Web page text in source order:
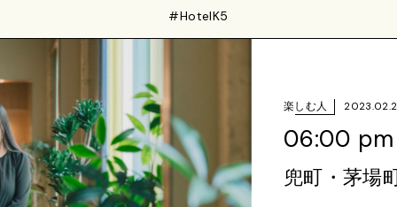
#HotelK5
楽しむ人 2023.02.24
06:00 pm - 08:00 am
兜町・茅場町の楽しみ方 VOL.03